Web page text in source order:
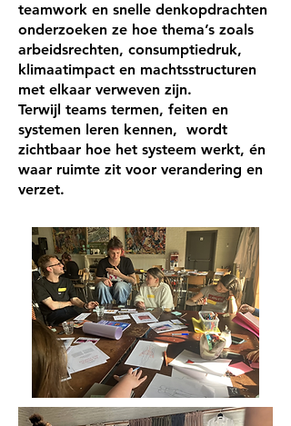
teamwork en snelle denkopdrachten
onderzoeken ze hoe thema’s zoals
arbeidsrechten, consumptiedruk,
klimaatimpact en machtsstructuren
met elkaar verweven zijn.
Terwijl teams termen, feiten en
systemen leren kennen, wordt
zichtbaar hoe het systeem werkt, én
waar ruimte zit voor verandering en
verzet.